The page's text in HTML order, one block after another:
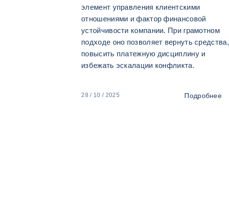
элемент управления клиентскими
отношениями и фактор финансовой
устойчивости компании. При грамотном
подходе оно позволяет вернуть средства,
повысить платежную дисциплину и
избежать эскалации конфликта.
28 / 10 / 2025 Подробнее